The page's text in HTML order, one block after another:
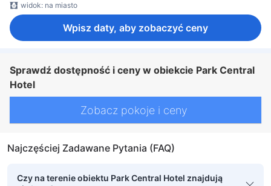
widok: na miasto
Wpisz daty, aby zobaczyć ceny
Sprawdź dostępność i ceny w obiekcie Park Central
Hotel
Zobacz pokoje i ceny
Najczęściej Zadawane Pytania (FAQ)
Czy na terenie obiektu Park Central Hotel znajdują